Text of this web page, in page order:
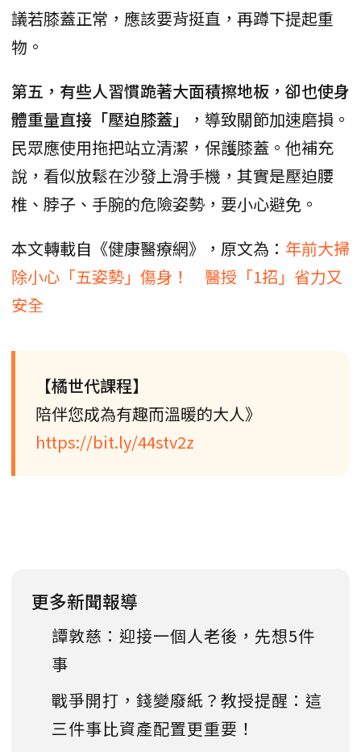
議若膝蓋正常，應該要背挺直，再蹲下提起重
物。
第五，有些人習慣跪著大面積擦地板，卻也使身
體重量直接「壓迫膝蓋」
，導致關節加速磨損。
民眾應使用拖把站立清潔，保護膝蓋。他補充
說，看似放鬆在沙發上滑手機，其實是壓迫腰
椎、脖子、手腕的危險姿勢，要小心避免。
本文轉載自《健康醫療網》，原文為： 年前大掃
除小心「五姿勢」傷身！ 醫授「1招」省力又
安全
【橘世代課程】
陪伴您成為有趣而溫暖的大人》
https://bit.ly/44stv2z
更多新聞報導
譚敦慈：迎接一個人老後，先想5件
事
戰爭開打，錢變廢紙？教授提醒：這
三件事比資產配置更重要！